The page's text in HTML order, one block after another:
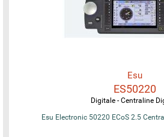
Esu
ES50220
Digitale - Centraline
Esu Electronic 50220 ECoS 2.5